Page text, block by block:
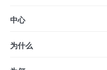
中心
为什么